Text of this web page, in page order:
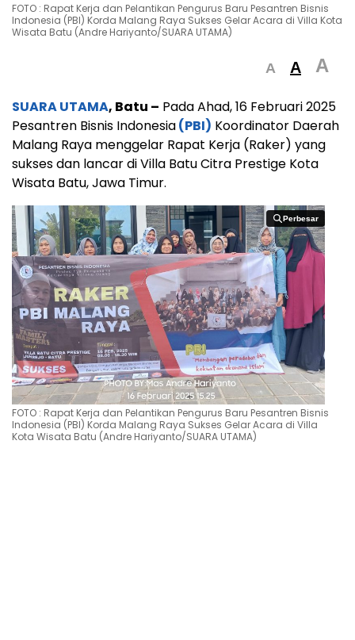
FOTO : Rapat Kerja dan Pelantikan Pengurus Baru Pesantren Bisnis
Indonesia (PBI) Korda Malang Raya Sukses Gelar Acara di Villa Kota
Wisata Batu (Andre Hariyanto/SUARA UTAMA)
A A A
SUARA UTAMA, Batu – Pada Ahad, 16 Februari 2025
Pesantren Bisnis Indonesia(PBI) Koordinator Daerah
Malang Raya menggelar Rapat Kerja (Raker) yang
sukses dan lancar di Villa Batu Citra Prestige Kota
Wisata Batu, Jawa Timur.
Perbesar
Perbesar
FOTO : Rapat Kerja dan Pelantikan Pengurus Baru Pesantren Bisnis
Indonesia (PBI) Korda Malang Raya Sukses Gelar Acara di Villa
Kota Wisata Batu (Andre Hariyanto/SUARA UTAMA)